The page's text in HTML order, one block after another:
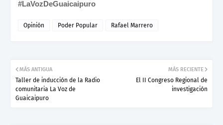
#LaVozDeGuaicaipuro
Opinión Poder Popular Rafael Marrero
MÁS RECIENTE
El II Congreso Regional de
investigación
MÁS ANTIGUA
Taller de inducción de la Radio
comunitaria La Voz de
Guaicaipuro